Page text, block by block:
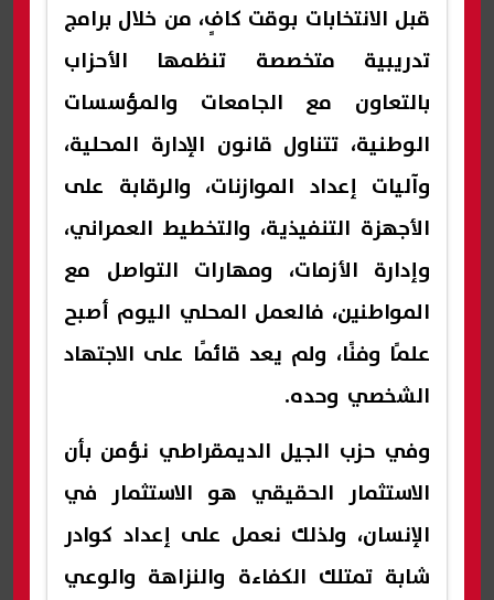
قبل الانتخابات بوقت كافٍ، من خلال برامج
تدريبية متخصصة تنظمها الأحزاب
بالتعاون مع الجامعات والمؤسسات
الوطنية، تتناول قانون الإدارة المحلية،
وآليات إعداد الموازنات، والرقابة على
الأجهزة التنفيذية، والتخطيط العمراني،
وإدارة الأزمات، ومهارات التواصل مع
المواطنين، فالعمل المحلي اليوم أصبح
علمًا وفنًا، ولم يعد قائمًا على الاجتهاد
الشخصي وحده.
وفي حزب الجيل الديمقراطي نؤمن بأن
الاستثمار الحقيقي هو الاستثمار في
الإنسان، ولذلك نعمل على إعداد كوادر
شابة تمتلك الكفاءة والنزاهة والوعي